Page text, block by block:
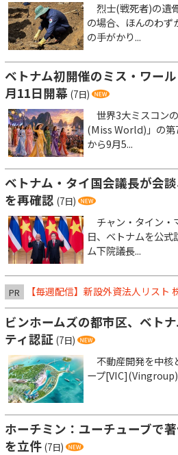
烈士(戦死者)の遺
の場合、ほんのわず
の手がかり...
ベトナム初開催のミス・ワー
月11日開幕 (7日)
世界3大ミスコン
(Miss World)」の第
から9月5...
ベトナム・タイ国会議長が会
を再確認 (7日)
チャン・タイン・
日、ベトナムを公
ム下院議長...
PR 【毎週配信】新設外資法人リスト
ビンホームズの都市区、ベト
ティ認証 (7日)
不動産開発を中核
ープ
ホーチミン：ユーチューブで
を立件 (7日)